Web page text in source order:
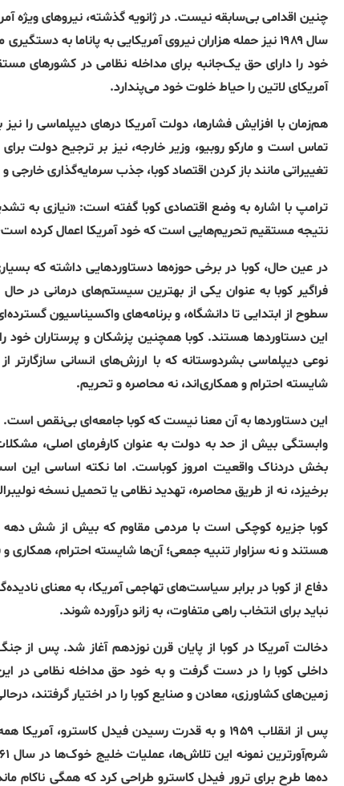
چنین اقدامی بی‌سابقه نیست. در ژانویه گذشته، نیروهای ویژه
سال ۱۹۸۹ نیز حمله هزاران نیروی آمریکایی به پاناما به
خود را دارای حق یک‌جانبه برای مداخله نظامی در کشورهای
آمریکای لاتین را حیاط خلوت خود می‌پندارد.
هم‌زمان با افزایش فشارها، دولت آمریکا درهای دیپلماسی را
تماس است و مارکو روبیو، وزیر خارجه، نیز بر ترجیح دولت
تغییراتی مانند باز کردن اقتصاد کوبا، جذب سرمایه‌گذاری
ترامپ با اشاره به وضع اقتصادی کوبا گفته است: «نیازی به
نتیجه مستقیم تحریم‌هایی است که خود آمریکا اعمال کرده
در عین حال، کوبا در برخی حوزه‌ها دستاوردهایی داشته که
فراگیر کوبا به عنوان یکی از بهترین سیستم‌های درمانی در
سطوح از ابتدایی تا دانشگاه، و برنامه‌های واکسیناسیون
این دستاوردها هستند. کوبا همچنین پزشکان و پرستاران خود
نوعی دیپلماسی بشردوستانه که با ارزش‌های انسانی
شایسته احترام و همکاری‌اند، نه محاصره و تحریم.
این دستاوردها به آن معنا نیست که کوبا جامعه‌ای بی‌نقص است.
وابستگی بیش از حد به دولت به عنوان کارفرمای اصلی،
بخش دردناک واقعیت امروز کوباست. اما نکته اساسی این
برخیزد، نه از طریق محاصره، تهدید نظامی یا تحمیل نسخه
کوبا جزیره کوچکی است با مردمی مقاوم که بیش از شش دهه
هستند و نه سزاوار تنبیه جمعی؛ آن‌ها شایسته احترام، همکاری و
دفاع از کوبا در برابر سیاست‌های تهاجمی آمریکا، به معنای
نباید برای انتخاب راهی متفاوت، به زانو درآورده شوند.
داخلی کوبا را در دست گرفت و به خود حق مداخله نظامی در
زمین‌های کشاورزی، معادن و صنایع کوبا را در اختیار گرفتند،
پس از انقلاب ۱۹۵۹ و به قدرت رسیدن فیدل